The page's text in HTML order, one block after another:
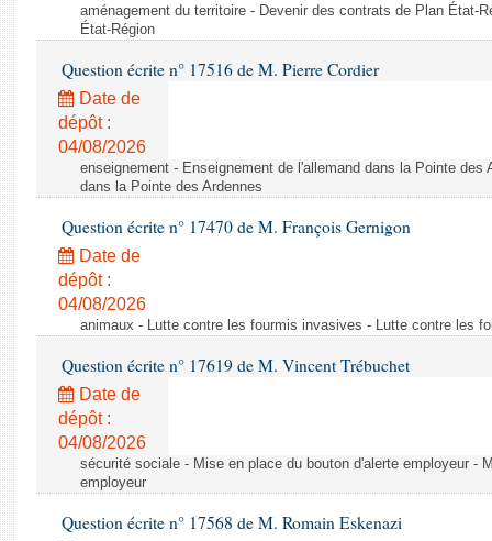
aménagement du territoire - Devenir des contrats de Plan État-
État-Région
Question écrite n° 17516 de M. Pierre Cordier
Date de
dépôt :
04/08/2026
enseignement - Enseignement de l'allemand dans la Pointe des
dans la Pointe des Ardennes
Question écrite n° 17470 de M. François Gernigon
Date de
dépôt :
04/08/2026
animaux - Lutte contre les fourmis invasives - Lutte contre les
Question écrite n° 17619 de M. Vincent Trébuchet
Date de
dépôt :
04/08/2026
sécurité sociale - Mise en place du bouton d'alerte employeur -
employeur
Question écrite n° 17568 de M. Romain Eskenazi